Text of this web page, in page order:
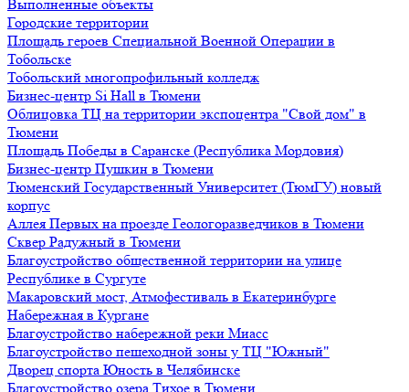
Выполненные объекты
Городские территории
Площадь героев Специальной Военной Операции в
Тобольске
Тобольский многопрофильный колледж
Бизнес-центр Si Hall в Тюмени
Облицовка ТЦ на территории экспоцентра "Свой дом" в
Тюмени
Площадь Победы в Саранске (Республика Мордовия)
Бизнес-центр Пушкин в Тюмени
Тюменский Государственный Университет (ТюмГУ) новый
корпус
Аллея Первых на проезде Геологоразведчиков в Тюмени
Сквер Радужный в Тюмени
Благоустройство общественной территории на улице
Республике в Сургуте
Макаровский мост, Атмофестиваль в Екатеринбурге
Набережная в Кургане
Благоустройство набережной реки Миасс
Благоустройство пешеходной зоны у ТЦ "Южный"
Дворец спорта Юность в Челябинске
Благоустройство озера Тихое в Тюмени